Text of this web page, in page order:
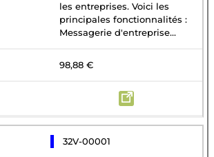
les entreprises. Voici les
principales fonctionnalités :
Messagerie d'entreprise...
98,88 €
32V-00001